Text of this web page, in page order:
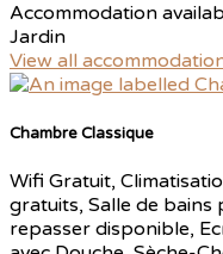
Accommodation
Jardin
View all
Chambre Classique
Wifi Gratuit,
gratuits, Salle de bains
repasser disponible,